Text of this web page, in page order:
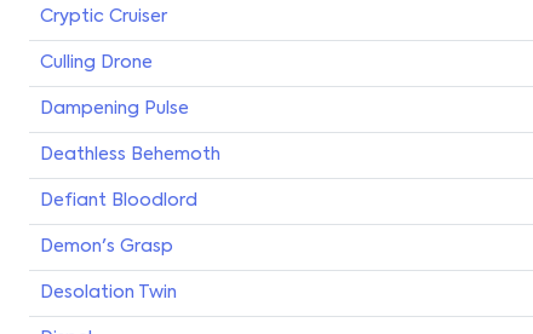
Cryptic Cruiser
Culling Drone
Dampening Pulse
Deathless Behemoth
Defiant Bloodlord
Demon's Grasp
Desolation Twin